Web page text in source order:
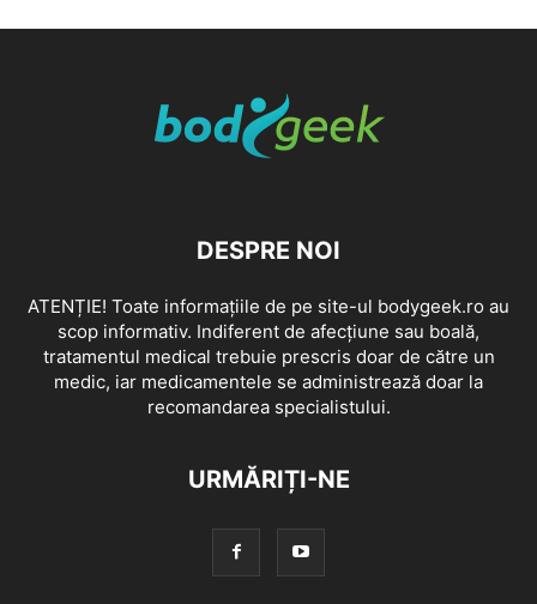
DESPRE NOI
ATENȚIE! Toate informațiile de pe site-ul bodygeek.ro au
scop informativ. Indiferent de afecțiune sau boală,
tratamentul medical trebuie prescris doar de către un
medic, iar medicamentele se administrează doar la
recomandarea specialistului.
URMĂRIȚI-NE